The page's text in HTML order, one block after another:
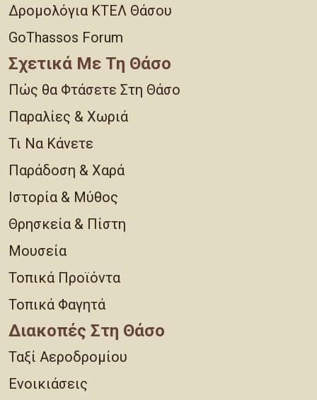
Δρομολόγια ΚΤΕΛ Θάσου
GoThassos Forum
Σχετικά Με Τη Θάσο
Πώς θα Φτάσετε Στη Θάσο
Παραλίες & Χωριά
Τι Να Κάνετε
Παράδοση & Χαρά
Ιστορία & Μύθος
Θρησκεία & Πίστη
Μουσεία
Τοπικά Προϊόντα
Τοπικά Φαγητά
Διακοπές Στη Θάσο
Ταξί Αεροδρομίου
Ενοικιάσεις